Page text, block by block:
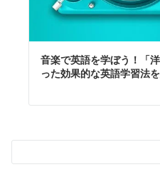
音楽で英語を学ぼう！「
った効果的な英語学習法